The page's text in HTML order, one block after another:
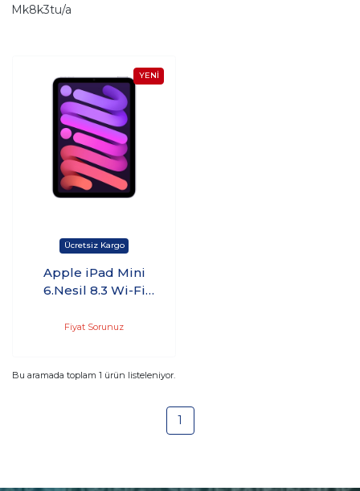
Mk8k3tu/a
Apple iPad Mini
6.Nesil 8.3 Wi-Fi
Tablet Mor
Fiyat Sorunuz
Bu aramada toplam 1 ürün listeleniyor.
1